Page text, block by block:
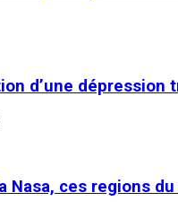
d’une
Nasa, ces regions